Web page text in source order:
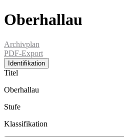
Oberhallau
Archivplan
PDF-Export
Identifikation
Titel
Oberhallau
Stufe
Klassifikation